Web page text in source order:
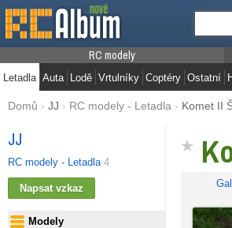
RC modely
Letadla Auta Lodě Vrtulníky Coptéry Ostatní
Domů › JJ › RC modely - Letadla › Komet II
JJ
RC modely - Letadla 4
Modely